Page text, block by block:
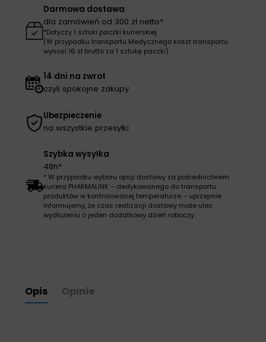
Darmowa dostawa
dla zamówień od 300 zł netto*
*Dotyczy 1 sztuki paczki kurierskiej
(W przypadku transportu Medycznego koszt transportu
wynosi 16 zł brutto za 1 sztukę paczki)
14 dni na zwrot
czyli spokojne zakupy
Ubezpieczenie
na wszystkie przesyłki
Szybka wysyłka
48h*
* W przypadku wyboru opcji dostawy za pośrednictwem
kuriera PHARMALINK – dedykowanego do transportu
produktów w kontrolowanej temperaturze – uprzejmie
informujemy, że czas realizacji dostawy może ulec
wydłużeniu o jeden dodatkowy dzień roboczy.
Opis Opinie